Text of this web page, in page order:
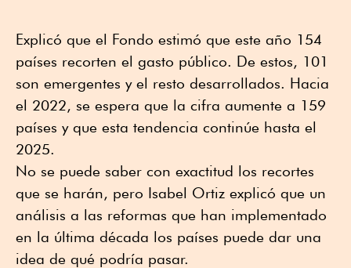
Explicó que el Fondo estimó que este año 154
países recorten el gasto público. De estos, 101
son emergentes y el resto desarrollados. Hacia
el 2022, se espera que la cifra aumente a 159
países y que esta tendencia continúe hasta el
2025.
No se puede saber con exactitud los recortes
que se harán, pero Isabel Ortiz explicó que un
análisis a las reformas que han implementado
en la última década los países puede dar una
idea de qué podría pasar.